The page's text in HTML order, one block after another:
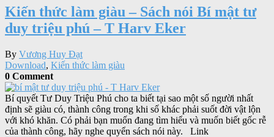
Kiến thức làm giàu – Sách nói Bí mật tư
duy triệu phú – T Harv Eker
By Vương Huy Đạt
Download, Kiến thức làm giàu
0 Comment
Bí quyết Tư Duy Triệu Phú cho ta biết tại sao một số người nhất
định sẽ giàu có, thành công trong khi số khác phải suốt đời vật lộn
với khó khăn. Có phải bạn muốn đang tìm hiểu và muốn biết gốc rễ
của thành công, hãy nghe quyển sách nói này. Link